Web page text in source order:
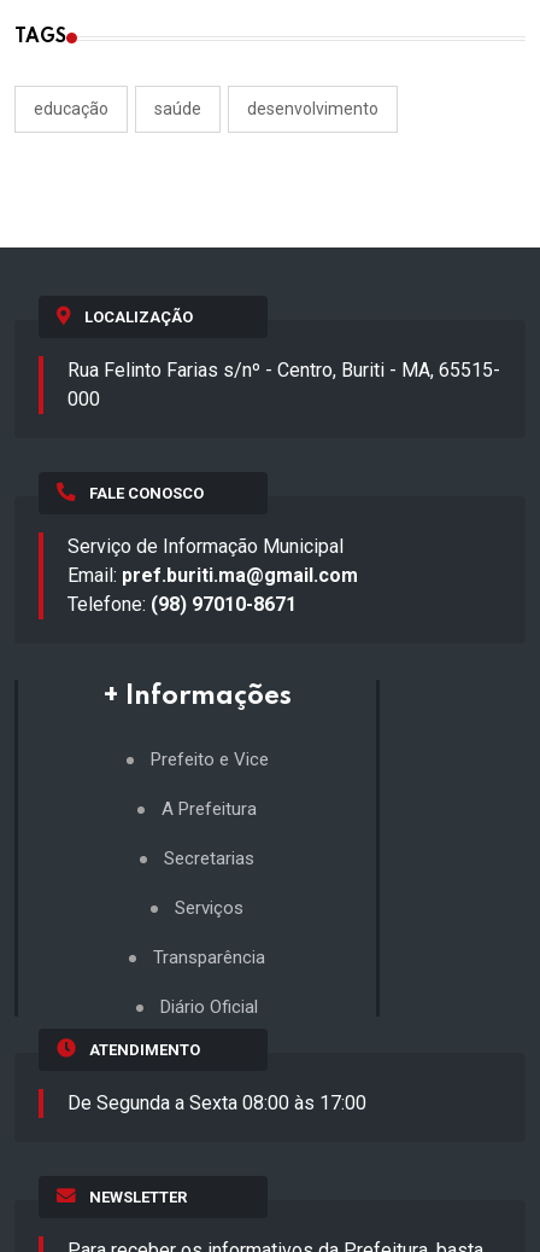
TAGS
educação saúde desenvolvimento
LOCALIZAÇÃO
Rua Felinto Farias s/nº - Centro, Buriti - MA, 65515-
000
FALE CONOSCO
Serviço de Informação Municipal
Email: pref.buriti.ma@gmail.com
Telefone: (98) 97010-8671
+ Informações
Prefeito e Vice
A Prefeitura
Secretarias
Serviços
Transparência
Diário Oficial
ATENDIMENTO
De Segunda a Sexta 08:00 às 17:00
NEWSLETTER